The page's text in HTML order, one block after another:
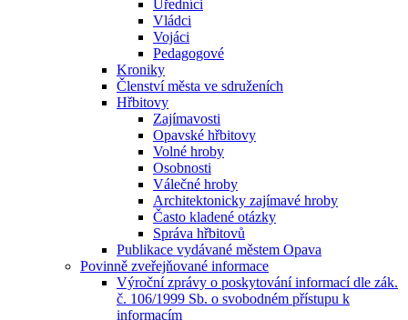
Úředníci
Vládci
Vojáci
Pedagogové
Kroniky
Členství města ve sdruženích
Hřbitovy
Zajímavosti
Opavské hřbitovy
Volné hroby
Osobnosti
Válečné hroby
Architektonicky zajímavé hroby
Často kladené otázky
Správa hřbitovů
Publikace vydávané městem Opava
Povinně zveřejňované informace
Výroční zprávy o poskytování informací dle zák.
č. 106/1999 Sb. o svobodném přístupu k
informacím